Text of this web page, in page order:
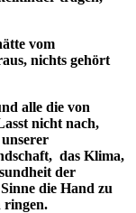
vom
nichts gehört
alle die von
nicht nach,
das Klima,
der
die Hand zu
ringen.